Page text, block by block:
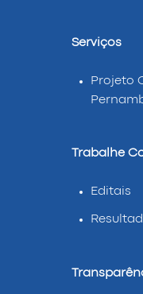
Serviços
Projeto
Trabalhe
Editais